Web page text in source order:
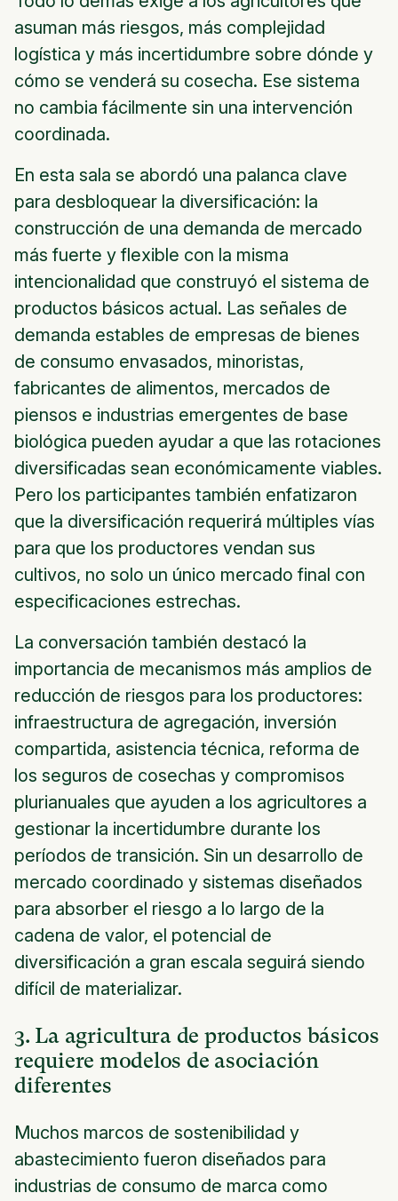
asuman más riesgos, más complejidad
logística y más incertidumbre sobre dónde y
cómo se venderá su cosecha. Ese sistema
no cambia fácilmente sin una intervención
coordinada.
En esta sala se abordó una palanca clave
para desbloquear la diversificación: la
construcción de una demanda de mercado
más fuerte y flexible con la misma
intencionalidad que construyó el sistema de
productos básicos actual. Las señales de
demanda estables de empresas de bienes
de consumo envasados, minoristas,
fabricantes de alimentos, mercados de
piensos e industrias emergentes de base
biológica pueden ayudar a que las rotaciones
diversificadas sean económicamente viables.
Pero los participantes también enfatizaron
que la diversificación requerirá múltiples vías
para que los productores vendan sus
cultivos, no solo un único mercado final con
especificaciones estrechas.
La conversación también destacó la
importancia de mecanismos más amplios de
reducción de riesgos para los productores:
infraestructura de agregación, inversión
compartida, asistencia técnica, reforma de
los seguros de cosechas y compromisos
plurianuales que ayuden a los agricultores a
gestionar la incertidumbre durante los
períodos de transición. Sin un desarrollo de
mercado coordinado y sistemas diseñados
para absorber el riesgo a lo largo de la
cadena de valor, el potencial de
diversificación a gran escala seguirá siendo
difícil de materializar.
3. La agricultura de productos básicos
requiere modelos de asociación
diferentes
Muchos marcos de sostenibilidad y
abastecimiento fueron diseñados para
industrias de consumo de marca como